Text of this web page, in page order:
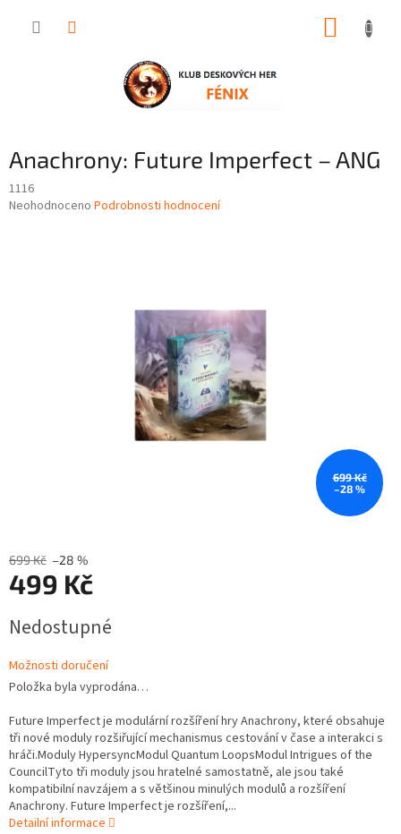
Anachrony: Future Imperfect – ANG
1116
Průměrné
Neohodnoceno Podrobnosti hodnocení
699 Kč
–28 %
699 Kč –28 %
499 Kč
cena:
Nedostupné
Možnosti doručení
Položka byla vyprodána…
Future Imperfect je modulární rozšíření hry Anachrony, které obsahuje
tři nové moduly rozšiřující mechanismus cestování v čase a interakci s
hráči.Moduly HypersyncModul Quantum LoopsModul Intrigues of the
CouncilTyto tři moduly jsou hratelné samostatně, ale jsou také
kompatibilní navzájem a s většinou minulých modulů a rozšíření
Anachrony. Future Imperfect je rozšíření,...
Detailní informace